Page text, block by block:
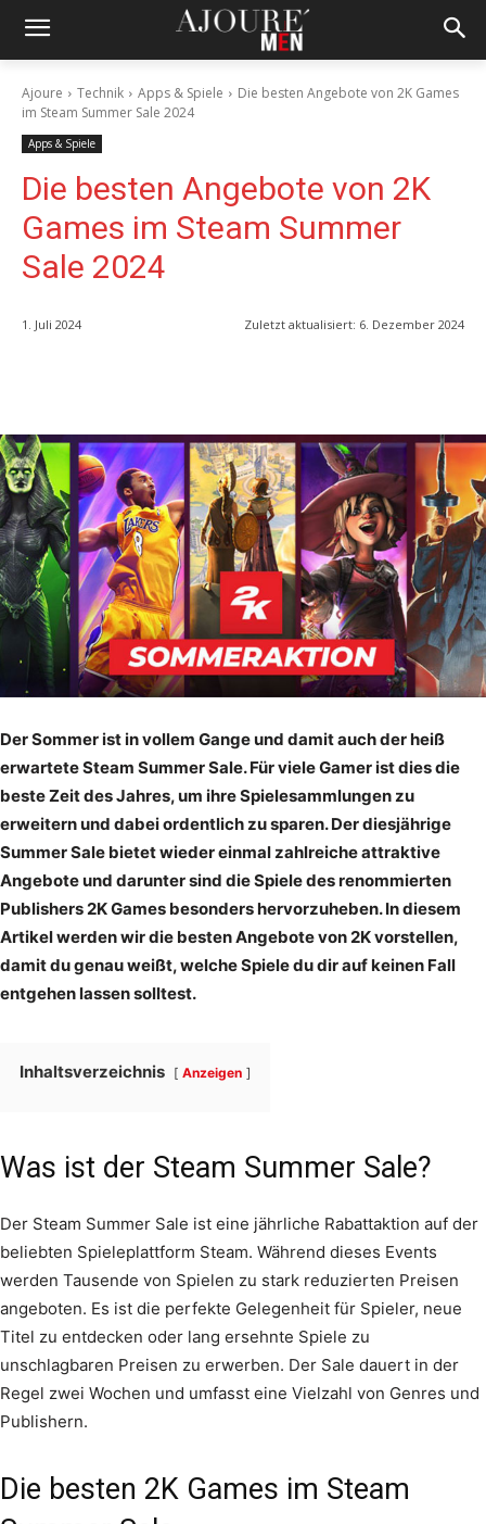
Ajoure Technik Apps & Spiele
Die besten Angebote von 2K Games
im Steam Summer Sale 2024
Apps & Spiele
Die besten Angebote von 2K
Games im Steam Summer
Sale 2024
1. Juli 2024 Zuletzt aktualisiert: 6. Dezember 2024
Der Sommer ist in vollem Gange und damit auch der heiß
erwartete Steam Summer Sale. Für viele Gamer ist dies die
beste Zeit des Jahres, um ihre Spielesammlungen zu
erweitern und dabei ordentlich zu sparen. Der diesjährige
Summer Sale bietet wieder einmal zahlreiche attraktive
Angebote und darunter sind die Spiele des renommierten
Publishers 2K Games besonders hervorzuheben. In diesem
Artikel werden wir die besten Angebote von 2K vorstellen,
damit du genau weißt, welche Spiele du dir auf keinen Fall
entgehen lassen solltest.
Inhaltsverzeichnis Anzeigen
Was ist der Steam Summer Sale?
Der Steam Summer Sale ist eine jährliche Rabattaktion auf der
beliebten Spieleplattform Steam. Während dieses Events
werden Tausende von Spielen zu stark reduzierten Preisen
angeboten. Es ist die perfekte Gelegenheit für Spieler, neue
Titel zu entdecken oder lang ersehnte Spiele zu
unschlagbaren Preisen zu erwerben. Der Sale dauert in der
Regel zwei Wochen und umfasst eine Vielzahl von Genres und
Publishern.
Die besten 2K Games im Steam